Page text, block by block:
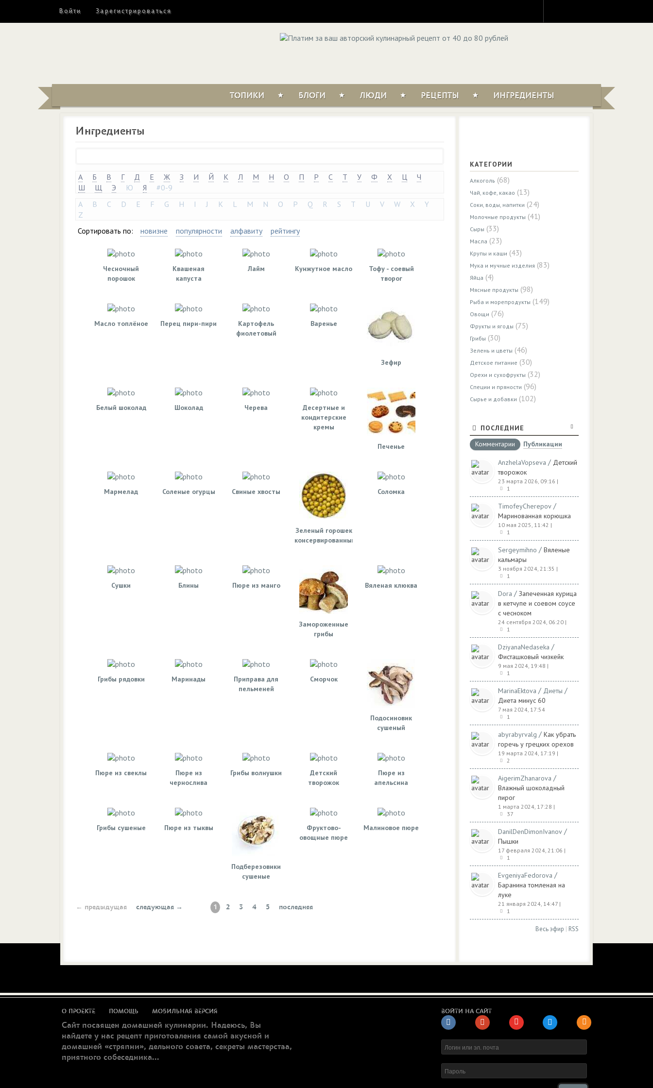
Войти Зарегистрироваться
ТОПИКИ БЛОГИ ЛЮДИ РЕЦЕПТЫ ИНГРЕДИЕНТЫ
Ингредиенты
А Б В Г Д Е Ж З И Й К Л М Н О П Р С Т У Ф Х Ц
Ч
Ш
Щ Э Ю Я
#0-9
A
B C D E F G H I J K L M N O P Q R S T U V W X
Y
Z
Сортировать по:
новизне популярности алфавиту рейтингу
Чесночный
порошок
Квашеная
капуста
Лайм Кунжутное масло
Тофу - соевый
творог
Масло топлёное Перец пири-пири
Картофель
фиолетовый
Варенье
Зефир
Белый шоколад Шоколад Черева
Десертные и
кондитерские
кремы
Печенье
Мармелад Соленые огурцы Свиные хвосты
Зеленый горошек
консервированный
Соломка
Сушки Блины Пюре из манго
Замороженные
грибы
Вяленая клюква
Грибы рядовки Маринады
Приправа для
пельменей
Сморчок
Подосиновик
сушеный
Пюре из свеклы
Пюре из
чернослива
Грибы волнушки
Детский
творожок
Пюре из
апельсина
Грибы сушеные Пюре из тыквы
Подберезовики
сушеные
Фруктово-
овощные пюре
Малиновое пюре
← предыдущая следующая → 1 2 3 4 5 последняя
КАТЕГОРИИ
Алкоголь (68)
Чай, кофе, какао (13)
Соки, воды, напитки (24)
Молочные продукты (41)
Сыры (33)
Масла (23)
Крупы и каши (43)
Мука и мучные изделия (83)
Яйца (4)
Мясные продукты (98)
Рыба и морепродукты (149)
Овощи (76)
Фрукты и ягоды (75)
Грибы (30)
Зелень и цветы (46)
Детское питание (30)
Орехи и сухофрукты (32)
Специи и пряности (96)
Сырье и добавки (102)
ПОСЛЕДНИЕ
Комментарии
Публикации
AnzhelaVopseva / Детский
творожок
23 марта 2026, 09:16 |
1
TimofeyCherepov /
Маринованная корюшка
10 мая 2025, 11:42 |
1
Sergeymihno / Вяленые
кальмары
3 ноября 2024, 21:35 |
1
Dora / Запеченная курица
в кетчупе и соевом соусе
с чесноком
24 сентября 2024, 06:20 |
1
DziyanaNedaseka /
Фисташковый чизкейк
9 мая 2024, 19:48 |
1
MarinaEktova / Диеты /
Диета минус 60
7 мая 2024, 17:54
1
abyrabyrvalg / Как убрать
горечь у грецких орехов
19 марта 2024, 17:19 |
2
AigerimZhanarova /
Влажный шоколадный
пирог
1 марта 2024, 17:28 |
37
DanilDenDimonIvanov /
Пышки
17 февраля 2024, 21:06 |
1
EvgeniyaFedorova /
Баранина томленая на
луке
21 января 2024, 14:47 |
1
Весь эфир | RSS
О ПРОЕКТЕ ПОМОЩЬ МОБИЛЬНАЯ ВЕРСИЯ
Сайт посвящен домашней кулинарии. Надеюсь, Вы
найдете у нас рецепт приготовления самой вкусной и
домашней «стряпни», дельного совета, секреты мастерства,
приятного собеседника...
ВОЙТИ НА САЙТ